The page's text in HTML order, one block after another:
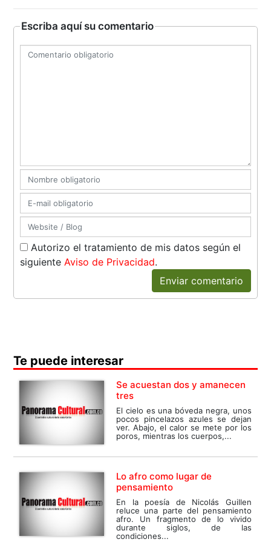
Escriba aquí su comentario
Autorizo el tratamiento de mis datos según el
siguienteAviso de Privacidad.
Enviar comentario
Te puede interesar
Se acuestan dos y amanecen
tres
El cielo es una bóveda negra, unos
pocos pincelazos azules se dejan
ver. Abajo, el calor se mete por los
poros, mientras los cuerpos,...
Lo afro como lugar de
pensamiento
En la poesía de Nicolás Guillen
reluce una parte del pensamiento
afro. Un fragmento de lo vivido
durante siglos, de las
condiciones...